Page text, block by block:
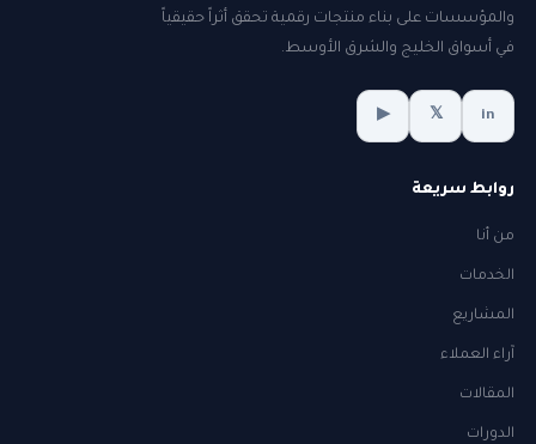
والمؤسسات على بناء منتجات رقمية تحقق أثراً حقيقياً
في أسواق الخليج والشرق الأوسط.
in
𝕏
▶
روابط سريعة
من أنا
الخدمات
المشاريع
آراء العملاء
المقالات
الدورات